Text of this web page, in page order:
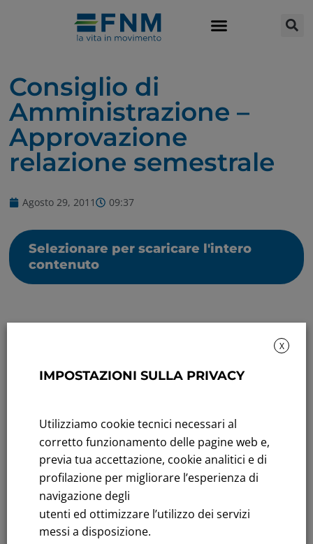
Consiglio di
Amministrazione –
Approvazione
relazione semestrale
Agosto 29, 2011 09:37
Selezionare per scaricare l'intero
contenuto
Andamento titolo: Il titolo in Borsa
FNM S.p.A.
Sede in Milano, Piazzale Cadorna, 14
fnm@legalmail.it
Capitale sociale € 230.000.000,00 interamente versato
X
IMPOSTAZIONI SULLA PRIVACY
Utilizziamo cookie tecnici necessari al
corretto funzionamento delle pagine web e,
previa tua accettazione, cookie analitici e di
profilazione per migliorare l’esperienza di
navigazione degli
utenti ed ottimizzare l’utilizzo dei servizi
messi a disposizione.